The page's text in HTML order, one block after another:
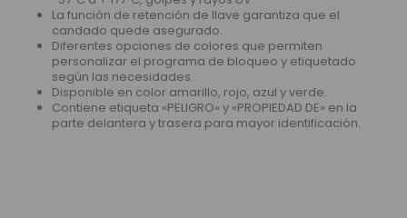
La función de retención de llave garantiza que el
candado quede asegurado.
Diferentes opciones de colores que permiten
personalizar el programa de bloqueo y etiquetado
según las necesidades.
Disponible en color amarillo, rojo, azul y verde.
Contiene etiqueta «PELIGRO» y «PROPIEDAD DE» en la
parte delantera y trasera para mayor identificación.